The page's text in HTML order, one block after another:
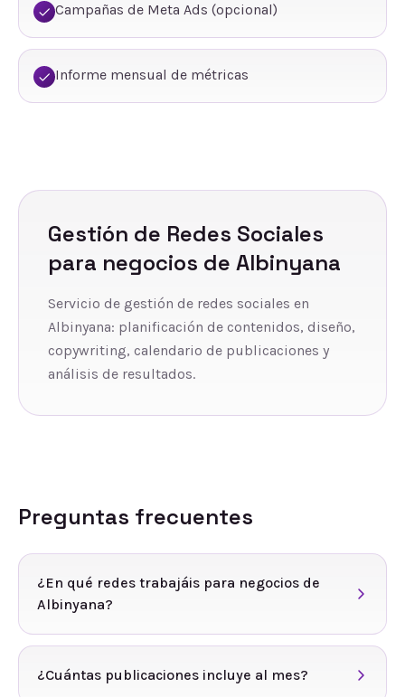
Campañas de Meta Ads (opcional)
Informe mensual de métricas
Gestión de Redes Sociales
para negocios de Albinyana
Servicio de gestión de redes sociales en
Albinyana: planificación de contenidos, diseño,
copywriting, calendario de publicaciones y
análisis de resultados.
Preguntas frecuentes
¿En qué redes trabajáis para negocios de
Albinyana?
¿Cuántas publicaciones incluye al mes?